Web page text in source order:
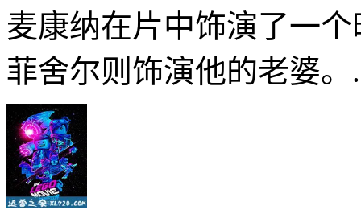
麦康纳在片中饰演了一
菲舍尔则饰演他的老婆